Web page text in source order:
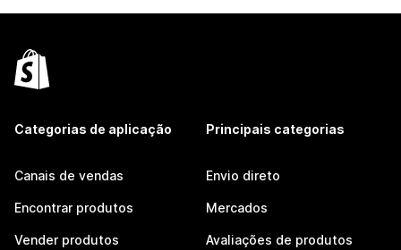
Categorias de aplicação
Canais de vendas
Encontrar produtos
Vender produtos
Principais categorias
Envio direto
Mercados
Avaliações de produtos